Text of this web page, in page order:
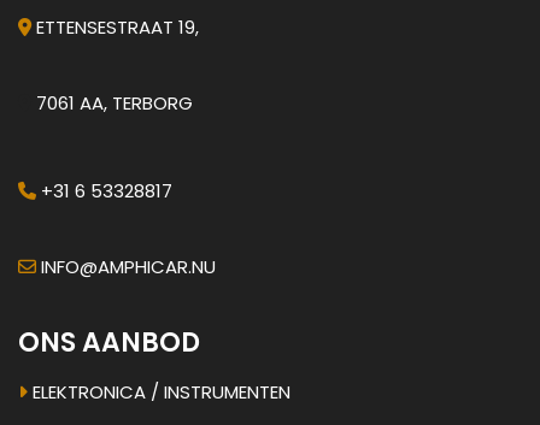
ETTENSESTRAAT 19,
7061 AA, TERBORG
+31 6 53328817
INFO@AMPHICAR.NU
ONS AANBOD
ELEKTRONICA / INSTRUMENTEN